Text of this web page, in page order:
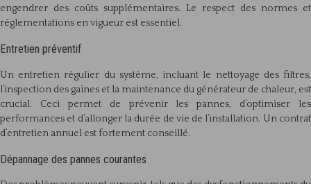
engendrer des coûts supplémentaires. Le respect des normes et
réglementations en vigueur est essentiel.
Entretien préventif
Un entretien régulier du système, incluant le nettoyage des filtres,
l’inspection des gaines et la maintenance du générateur de chaleur, est
crucial. Ceci permet de prévenir les pannes, d’optimiser les
performances et d’allonger la durée de vie de l’installation. Un contrat
d’entretien annuel est fortement conseillé.
Dépannage des pannes courantes